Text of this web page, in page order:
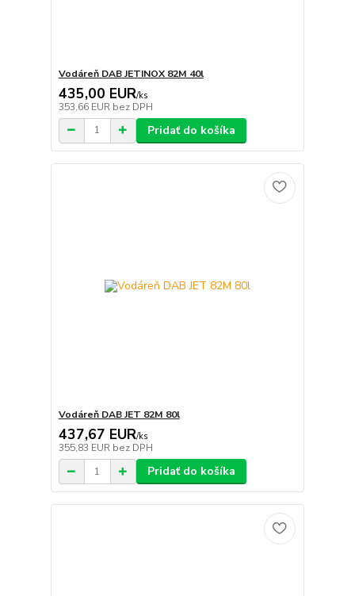
Vodáreň DAB JETINOX 82M 40l
435,00 EUR/ks
353,66 EUR bez DPH
Pridať do košíka
Vodáreň DAB JET 82M 80l
437,67 EUR/ks
355,83 EUR bez DPH
Pridať do košíka